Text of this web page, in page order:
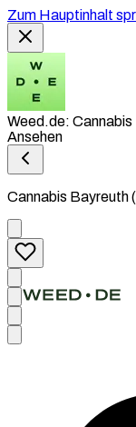
Zum Hauptinhalt
Weed.de:
Ansehen
Cannabis Bayreuth